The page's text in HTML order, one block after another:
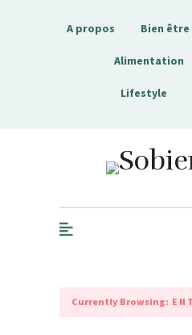
A propos Bien être
Alimentation
Lifestyle
Currently Browsing: